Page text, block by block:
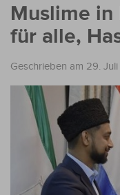
Muslime in
für alle,
Geschrieben am 29.